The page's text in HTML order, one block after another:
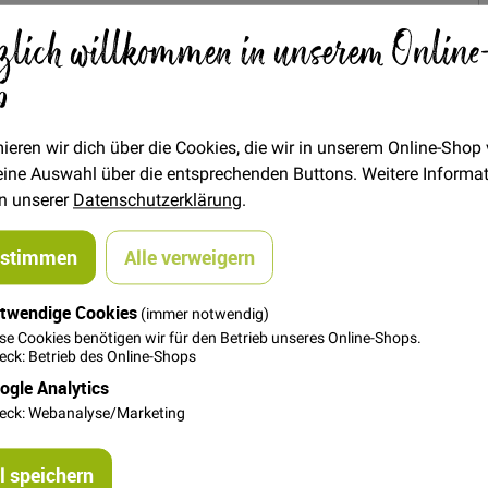
willkommen in unserem
wir dich über die Cookies, die wir in unserem Online-Shop
Auswahl über die entsprechenden Buttons. Weitere
unsererDatenschutzerklärung.
Alle verweigern
Cookies (immer notwendig)
Cookies benötigen wir für den Betrieb unseres Online-Shops.
Betrieb des Online-Shops
Analytics
Webanalyse/Marketing
speichern
18,00 €
von ca. 4 mm, das entspricht 4,5 Wales. Super geeignet für
Farben vorwaschen, denn Uni Stoffe könnten